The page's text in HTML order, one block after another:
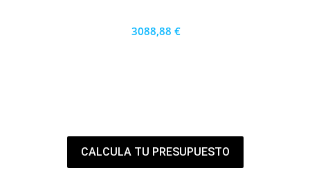
3088,88 €
CALCULA TU PRESUPUESTO